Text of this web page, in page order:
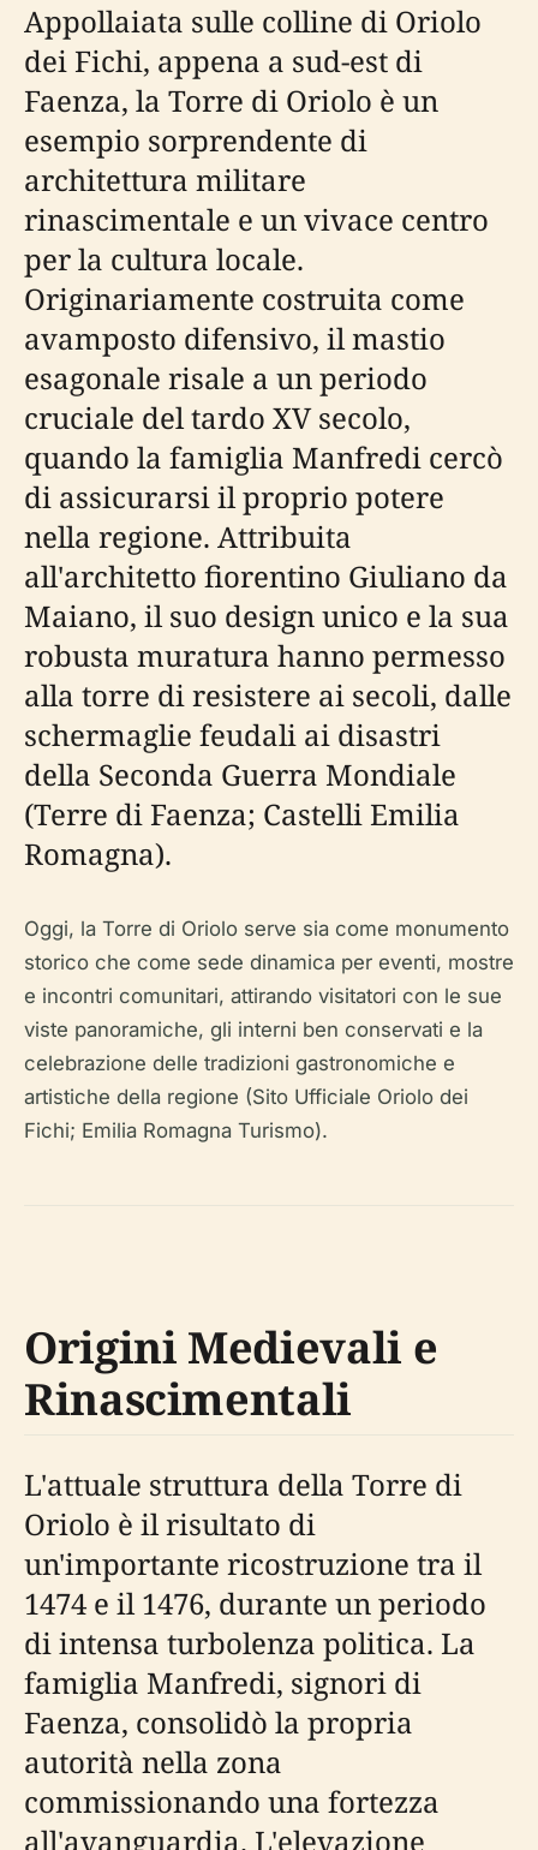
Appollaiata sulle colline di Oriolo
dei Fichi, appena a sud-est di
Faenza, la Torre di Oriolo è un
esempio sorprendente di
architettura militare
rinascimentale e un vivace centro
per la cultura locale.
Originariamente costruita come
avamposto difensivo, il mastio
esagonale risale a un periodo
cruciale del tardo XV secolo,
quando la famiglia Manfredi cercò
di assicurarsi il proprio potere
nella regione. Attribuita
all'architetto fiorentino Giuliano da
Maiano, il suo design unico e la sua
robusta muratura hanno permesso
alla torre di resistere ai secoli, dalle
schermaglie feudali ai disastri
della Seconda Guerra Mondiale
(Terre di Faenza; Castelli Emilia
Romagna).
Oggi, la Torre di Oriolo serve sia come monumento
storico che come sede dinamica per eventi, mostre
e incontri comunitari, attirando visitatori con le sue
viste panoramiche, gli interni ben conservati e la
celebrazione delle tradizioni gastronomiche e
artistiche della regione (Sito Ufficiale Oriolo dei
Fichi; Emilia Romagna Turismo).
Origini Medievali e
Rinascimentali
L'attuale struttura della Torre di
Oriolo è il risultato di
un'importante ricostruzione tra il
1474 e il 1476, durante un periodo
di intensa turbolenza politica. La
famiglia Manfredi, signori di
Faenza, consolidò la propria
autorità nella zona
commissionando una fortezza
all'avanguardia. L'elevazione